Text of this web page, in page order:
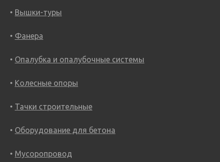
Вышки-туры
Фанера
Опалубка и опалубочные системы
Колесные опоры
Тачки строительные
Оборудование для бетона
Мусоропровод